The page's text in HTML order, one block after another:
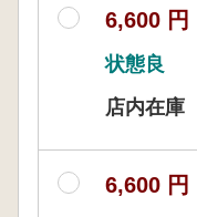
6,600 円
状態良
店内在庫
6,600 円